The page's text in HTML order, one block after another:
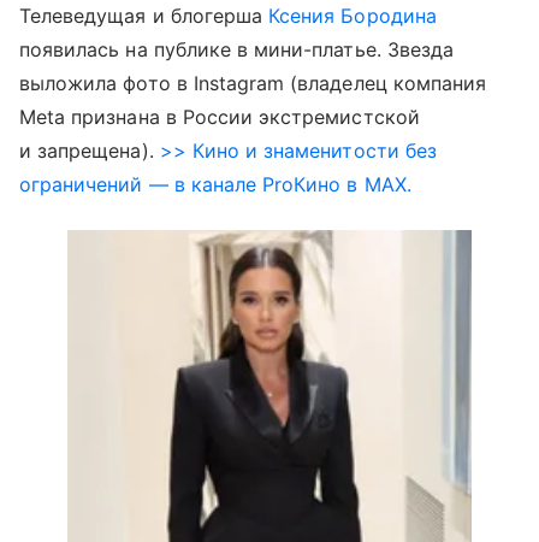
Телеведущая и блогерша Ксения Бородина
появилась на публике в мини-платье. Звезда
выложила фото в Instagram (владелец компания
Meta признана в России экстремистской
и запрещена). >> Кино и знаменитости без
ограничений — в канале ProКино в MAX.